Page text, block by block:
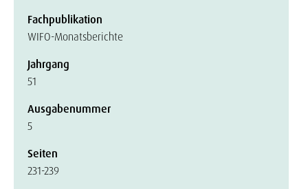
Fachpublikation
WIFO-Monatsberichte
Jahrgang
51
Ausgabenummer
5
Seiten
231-239